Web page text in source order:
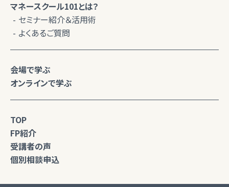
マネースクール101とは？
セミナー紹介＆活用術
よくあるご質問
会場で学ぶ
オンラインで学ぶ
TOP
FP紹介
受講者の声
個別相談申込